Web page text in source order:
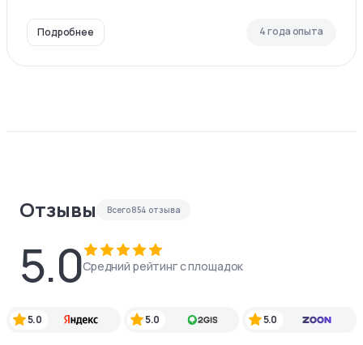
Подробнее 4 года опыта
Отзывы Всего854 отзыва
5.0Средний рейтинг с площадок
5.0 5.0 5.0